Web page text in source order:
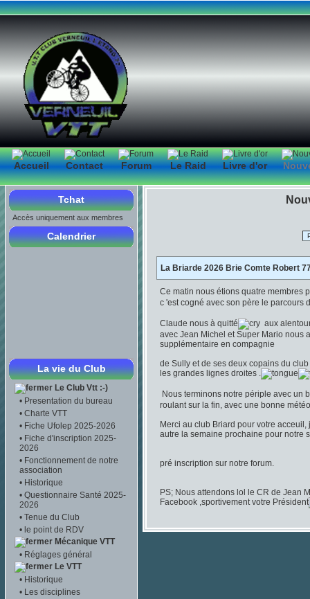
Accueil Contact Forum Le Raid Livre d'or
Tchat
Accès uniquement aux membres
Calendrier
La vie du Club
Le Club Vtt :-)
• Presentation du bureau
• Charte VTT
• Fiche Ufolep 2025-2026
• Fiche d'inscription 2025-
2026
• Fonctionnement de notre
association
• Historique
• Questionnaire Santé 2025-
2026
• Tenue du Club
• le point de RDV
Mécanique VTT
• Réglages général
Le VTT
• Historique
• Les disciplines
La Briarde 2026 Brie Comte Robert
Ce matin nous étions quatre membres
c 'est cogné avec son père le parcours
Claude nous à quitté
aux
avec Jean Michel et Super Mario nous
supplémentaire en compagnie
de Sully et de ses deux copains du
les grandes lignes droites .
Nous terminons notre périple avec un
roulant sur la fin, avec une bonne
Merci au club Briard pour votre
autre la semaine prochaine pour notre
pré inscription sur notre forum.
PS; Nous attendons lol le CR de Jean
Facebook ,sportivement votre Président